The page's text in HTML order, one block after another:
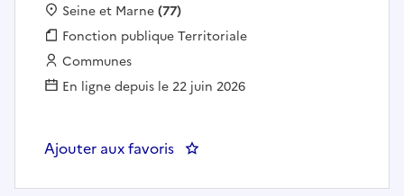
Localisation :
Seine et Marne(77)
Fonction publique :
Fonction publique Territoriale
Employeur :
Communes
En ligne depuis le 22 juin 2026
Ajouter aux favoris : ASSISTANT ADMINISTRATIF -